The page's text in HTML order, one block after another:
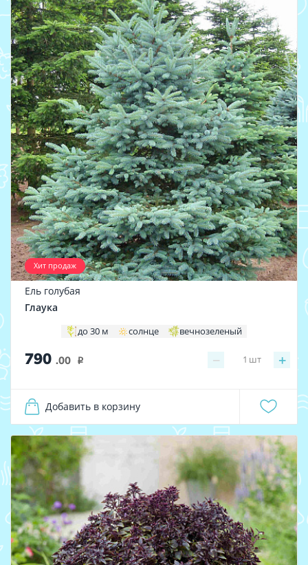
Хит продаж
Ель голубая
Глаука
до 30 м солнце вечнозеленый
790 .00 i − +
1 шт
Добавить в корзину